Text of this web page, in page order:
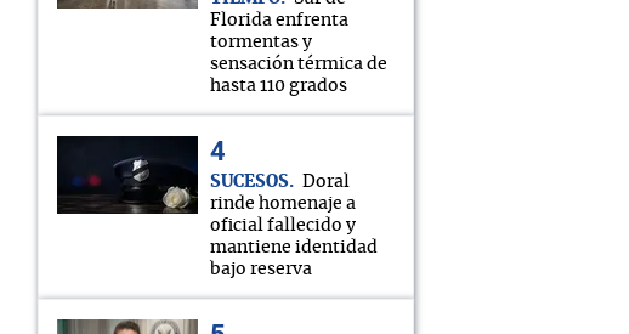
Florida enfrenta
tormentas y
sensación térmica de
hasta 110 grados
SUCESOS
Doral
rinde homenaje a
oficial fallecido y
mantiene identidad
bajo reserva